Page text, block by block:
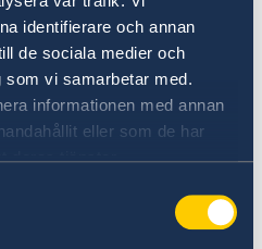
identifierare och annan
de sociala medier och
vi samarbetar med.
informationen med annan
eller som de har
deras tjänster.
på
Resklar
Google Play